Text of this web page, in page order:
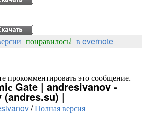
понравилось! в evernote
прокомментировать это сообщение.
Gate | andresivanov -
(andres.su) |
/Полная версия